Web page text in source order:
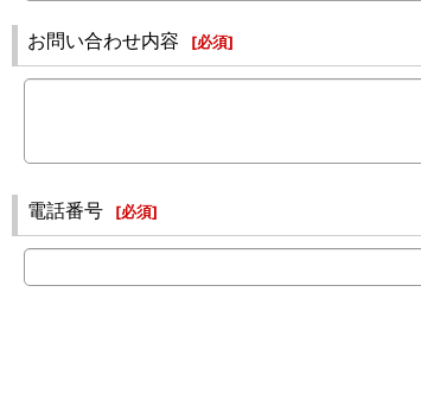
お問い合わせ内容 [必須]
電話番号 [必須]